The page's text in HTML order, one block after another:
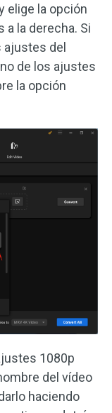
elige la opción
a la derecha. Si
ajustes del
de los ajustes
la opción
1080p
del vídeo
haciendo